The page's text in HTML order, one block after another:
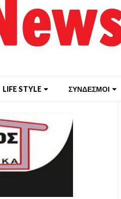
LIFE STYLE ΣΥΝΔΕΣΜΟΙ